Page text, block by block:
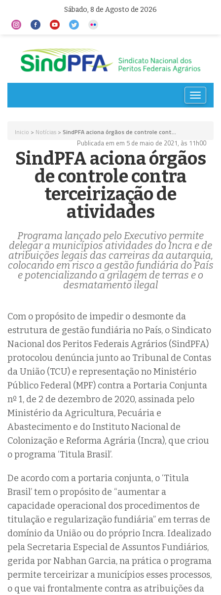
Sábado, 8 de Agosto de 2026
Toggle
Inicio > Notícias > SindPFA aciona órgãos de controle cont...
Publicada em em 5 de maio de 2021, às 11h00
SindPFA aciona órgãos
de controle contra
terceirização de
atividades
Programa lançado pelo Executivo permite
delegar a municípios atividades do Incra e de
atribuições legais das carreiras da autarquia,
colocando em risco a gestão fundiária do País
e potencializando a grilagem de terras e o
desmatamento ilegal
Com o propósito de impedir o desmonte da
estrutura de gestão fundiária no País, o Sindicato
Nacional dos Peritos Federais Agrários (SindPFA)
protocolou denúncia junto ao Tribunal de Contas
da União (TCU) e representação no Ministério
Público Federal (MPF) contra a Portaria Conjunta
nº 1, de 2 de dezembro de 2020, assinada pelo
Ministério da Agricultura, Pecuária e
Abastecimento e do Instituto Nacional de
Colonização e Reforma Agrária (Incra), que criou
o programa ‘Titula Brasil’.
De acordo com a portaria conjunta, o ‘Titula
Brasil’ tem o propósito de “aumentar a
capacidade operacional dos procedimentos de
titulação e regularização fundiária” em terras de
domínio da União ou do próprio Incra. Idealizado
pela Secretaria Especial de Assuntos Fundiários,
gerida por Nabhan Garcia, na prática o programa
permite terceirizar a municípios esses processos,
o que vai frontalmente contra as atribuições da